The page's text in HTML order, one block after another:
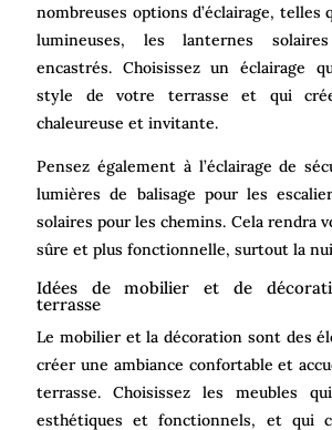
nombreuses options d’éclairage, telles
lumineuses, les lanternes
encastrés. Choisissez un éclairage
style de votre terrasse et qui
chaleureuse et invitante.
Pensez également à l’éclairage de
lumières de balisage pour les
solaires pour les chemins. Cela rendra
sûre et plus fonctionnelle, surtout la
Idées de mobilier et de
terrasse
Le mobilier et la décoration sont des
créer une ambiance confortable et
terrasse. Choisissez les meubles
esthétiques et fonctionnels, et qui